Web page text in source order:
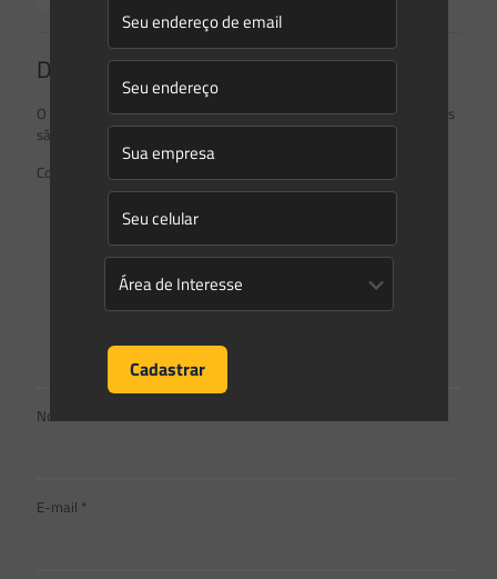
Deixe um comentário
O seu endereço de e-mail não será publicado.Campos obrigatórios
são marcados com*
Comentário
Nome
E-mail *